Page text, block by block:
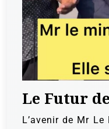
Le Futur
L’avenir de Mr